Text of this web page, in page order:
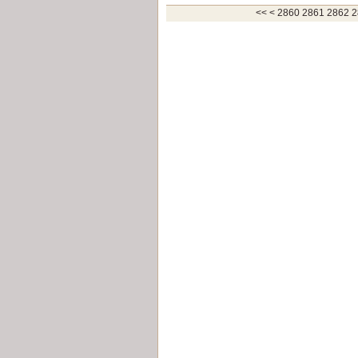
<< < 2800
2810
2820
2830
2840
2850
2860 2861 2862